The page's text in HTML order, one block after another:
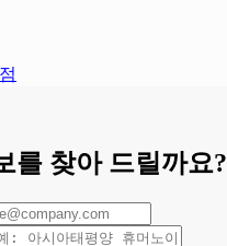
를 찾아 드릴까요?